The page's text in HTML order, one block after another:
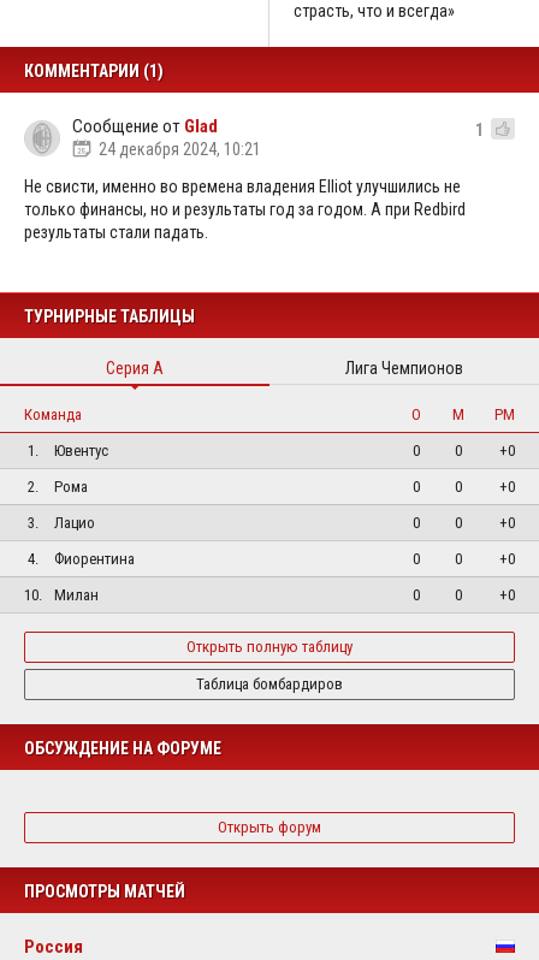
страсть, что и всегда»
КОММЕНТАРИИ (1)
Сообщение от Glad
24 декабря 2024, 10:21
1
Не свисти, именно во времена владения Elliot улучшились не
только финансы, но и результаты год за годом. А при Redbird
результаты стали падать.
ТУРНИРНЫЕ ТАБЛИЦЫ
Серия А Лига Чемпионов
Команда О М
РМ
1.
Ювентус 0 0
+0
2.
Рома 0 0
+0
3.
Лацио 0 0
+0
4.
Фиорентина 0 0
+0
10.
Милан 0 0 +0
Открыть полную таблицу
Таблица бомбардиров
ОБСУЖДЕНИЕ НА ФОРУМЕ
Открыть форум
ПРОСМОТРЫ МАТЧЕЙ
Россия